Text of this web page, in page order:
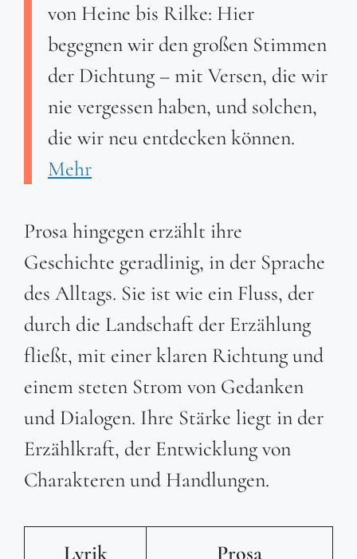
von Heine bis Rilke: Hier
begegnen wir den großen Stimmen
der Dichtung – mit Versen, die wir
nie vergessen haben, und solchen,
die wir neu entdecken können.
Mehr
Prosa hingegen erzählt ihre
Geschichte geradlinig, in der Sprache
des Alltags. Sie ist wie ein Fluss, der
durch die Landschaft der Erzählung
fließt, mit einer klaren Richtung und
einem steten Strom von Gedanken
und Dialogen. Ihre Stärke liegt in der
Erzählkraft, der Entwicklung von
Charakteren und Handlungen.
Lyrik Prosa